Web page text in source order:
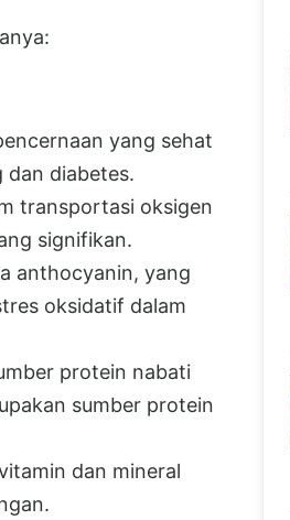
yang sehat
dan diabetes.
transportasi oksigen
signifikan.
anthocyanin, yang
oksidatif dalam
protein nabati
sumber protein
dan mineral